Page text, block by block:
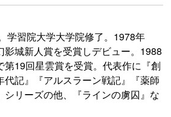
学習院大学大学院修了。1978年
影城新人賞を受賞しデビュー。1988
第19回星雲賞を受賞。代表作に『創
代記』『アルスラーン戦記』『薬師
シリーズの他、『ラインの虜囚』な